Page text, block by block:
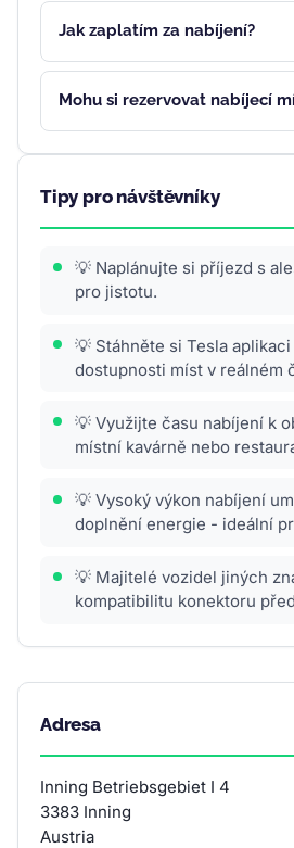
Jak zaplatím za nabíjení?
Mohu si rezervovat nabíjecí
Tipy pro návštěvníky
💡 Naplánujte si příjezd s
pro jistotu.
💡 Stáhněte si Tesla
dostupnosti míst v reálném
💡 Využijte času nabíjení k
místní kavárně nebo
💡 Vysoký výkon nabíjení
doplnění energie - ideální
💡 Majitelé vozidel jiných
kompatibilitu konektoru
Adresa
Inning Betriebsgebiet I 4
3383 Inning
Austria